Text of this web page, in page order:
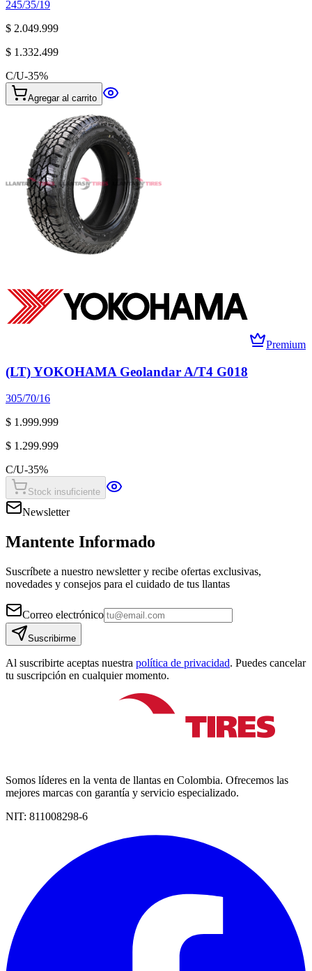
245/35/19
$ 2.049.999
$ 1.332.499
C/U-35%
Agregar al carrito
Premium
(LT) YOKOHAMA Geolandar A/T4 G018
305/70/16
$ 1.999.999
$ 1.299.999
C/U-35%
Stock insuficiente
Newsletter
Mantente Informado
Suscríbete a nuestro newsletter y recibe ofertas exclusivas,
novedades y consejos para el cuidado de tus llantas
Correo electrónico
Suscribirme
Al suscribirte aceptas nuestra política de privacidad. Puedes cancelar
tu suscripción en cualquier momento.
Somos líderes en la venta de llantas en Colombia. Ofrecemos las
mejores marcas con garantía y servicio especializado.
NIT: 811008298-6